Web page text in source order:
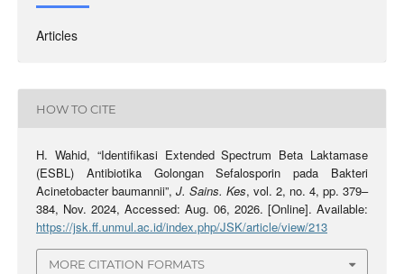
Articles
HOW TO CITE
H. Wahid, “Identifikasi Extended Spectrum Beta Laktamase
(ESBL) Antibiotika Golongan Sefalosporin pada Bakteri
Acinetobacter baumannii”, J. Sains. Kes, vol. 2, no. 4, pp. 379–
384, Nov. 2024, Accessed: Aug. 06, 2026. [Online]. Available:
https://jsk.ff.unmul.ac.id/index.php/JSK/article/view/213
MORE CITATION FORMATS